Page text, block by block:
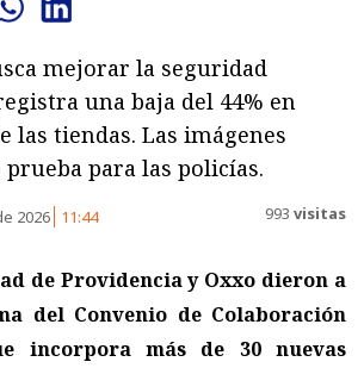
mejorar la seguridad
una baja del 44% en
las tiendas. Las imágenes
para las policías.
2026 11:44 993 visitas
de Providencia y Oxxo dieron a
del Convenio de Colaboración
incorpora más de 30 nuevas